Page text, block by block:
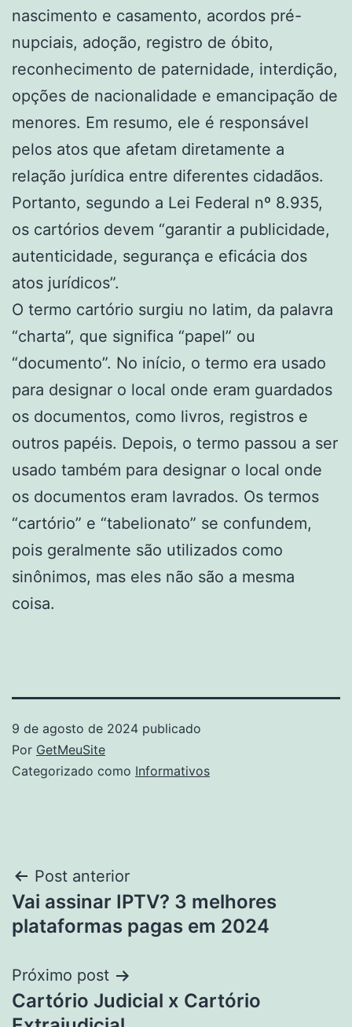
nascimento e casamento, acordos pré-
nupciais, adoção, registro de óbito,
reconhecimento de paternidade, interdição,
opções de nacionalidade e emancipação de
menores. Em resumo, ele é responsável
pelos atos que afetam diretamente a
relação jurídica entre diferentes cidadãos.
Portanto, segundo a Lei Federal nº 8.935,
os cartórios devem “garantir a publicidade,
autenticidade, segurança e eficácia dos
atos jurídicos”.
O termo cartório surgiu no latim, da palavra
“charta”, que significa “papel” ou
“documento”. No início, o termo era usado
para designar o local onde eram guardados
os documentos, como livros, registros e
outros papéis. Depois, o termo passou a ser
usado também para designar o local onde
os documentos eram lavrados. Os termos
“cartório” e “tabelionato” se confundem,
pois geralmente são utilizados como
sinônimos, mas eles não são a mesma
coisa.
9 de agosto de 2024 publicado
Por GetMeuSite
Categorizado como Informativos
Navegação
de
Post anterior
Vai assinar IPTV? 3 melhores
plataformas pagas em 2024
Próximo post
Cartório Judicial x Cartório